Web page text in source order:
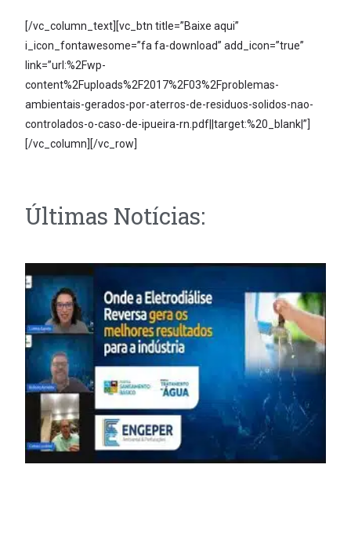
[/vc_column_text][vc_btn title=”Baixe aqui”
i_icon_fontawesome=”fa fa-download” add_icon=”true”
link=”url:%2Fwp-
content%2Fuploads%2F2017%2F03%2Fproblemas-
ambientais-gerados-por-aterros-de-residuos-solidos-nao-
controlados-o-caso-de-ipueira-rn.pdf||target:%20_blank|”]
[/vc_column][/vc_row]
Últimas Notícias: